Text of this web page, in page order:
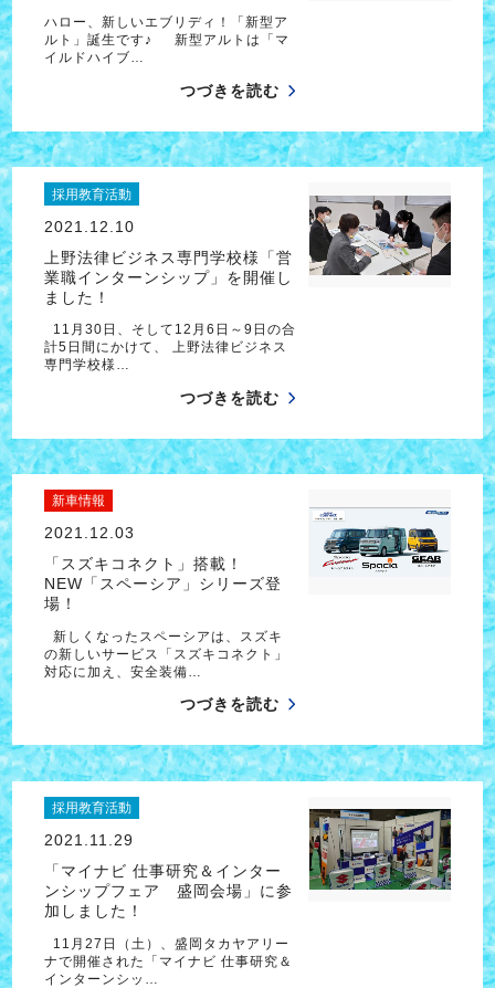
ハロー、新しいエブリディ！「新型ア
ルト」誕生です♪ 新型アルトは「マ
イルドハイブ…
つづきを読む
採用教育活動
2021.12.10
上野法律ビジネス専門学校様「営
業職インターンシップ」を開催し
ました！
11月30日、そして12月6日～9日の合
計5日間にかけて、 上野法律ビジネス
専門学校様…
つづきを読む
新車情報
2021.12.03
「スズキコネクト」搭載！
NEW「スペーシア」シリーズ登
場！
新しくなったスペーシアは、スズキ
の新しいサービス「スズキコネクト」
対応に加え、安全装備…
つづきを読む
採用教育活動
2021.11.29
「マイナビ 仕事研究＆インター
ンシップフェア 盛岡会場」に参
加しました！
11月27日（土）、盛岡タカヤアリー
ナで開催された「マイナビ 仕事研究＆
インターンシッ…